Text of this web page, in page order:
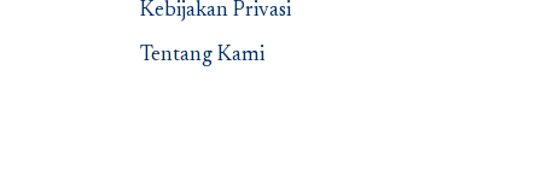
Kebijakan Privasi
Tentang Kami